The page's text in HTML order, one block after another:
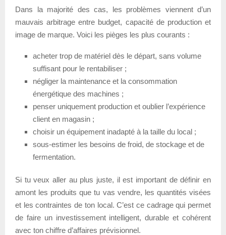
Dans la majorité des cas, les problèmes viennent d’un
mauvais arbitrage entre budget, capacité de production et
image de marque. Voici les pièges les plus courants :
acheter trop de matériel dès le départ, sans volume
suffisant pour le rentabiliser ;
négliger la maintenance et la consommation
énergétique des machines ;
penser uniquement production et oublier l’expérience
client en magasin ;
choisir un équipement inadapté à la taille du local ;
sous-estimer les besoins de froid, de stockage et de
fermentation.
Si tu veux aller au plus juste, il est important de définir en
amont les produits que tu vas vendre, les quantités visées
et les contraintes de ton local. C’est ce cadrage qui permet
de faire un investissement intelligent, durable et cohérent
avec ton chiffre d’affaires prévisionnel.